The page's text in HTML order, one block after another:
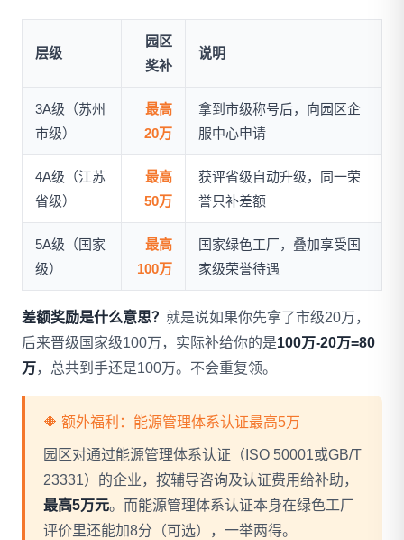
层级
园区
奖补
说明
3A级（苏州
市级）
最高
20万
拿到市级称号后，向园区企
服中心申请
4A级（江苏
省级）
最高
50万
获评省级自动升级，同一荣
誉只补差额
5A级（国家
级）
最高
100万
国家绿色工厂，叠加享受国
家级荣誉待遇
差额奖励是什么意思？ 就是说如果你先拿了市级20万，
后来晋级国家级100万，实际补给你的是100万-20万=80
万，总共到手还是100万。不会重复领。
🔶 额外福利：能源管理体系认证最高5万
园区对通过能源管理体系认证（ISO 50001或GB/T
23331）的企业，按辅导咨询及认证费用给补助，
最高5万元。而能源管理体系认证本身在绿色工厂
评价里还能加8分（可选），一举两得。